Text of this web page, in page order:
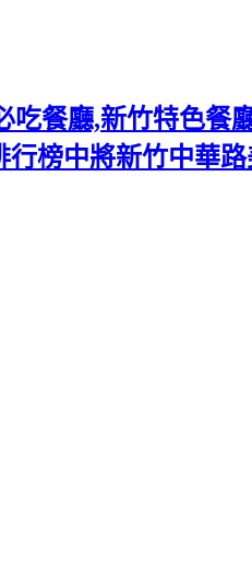
餐廳,新竹特色餐
榜中將新竹中華